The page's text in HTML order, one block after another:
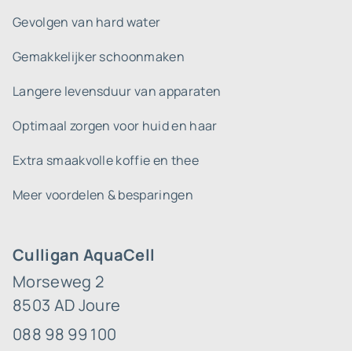
Culligan AquaCell
Morseweg 2
8503 AD Joure
088 98 99 100
Gevolgen van hard water
Gemakkelijker schoonmaken
Langere levensduur van apparaten
Optimaal zorgen voor huid en haar
Extra smaakvolle koffie en thee
Meer voordelen & besparingen